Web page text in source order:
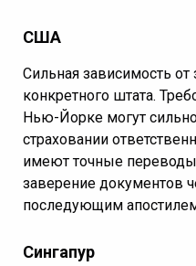
США
Сильная зависимость от
конкретного штата.
Нью-Йорке могут
страховании
имеют точные переводы
заверение документов
последующим
Сингапур